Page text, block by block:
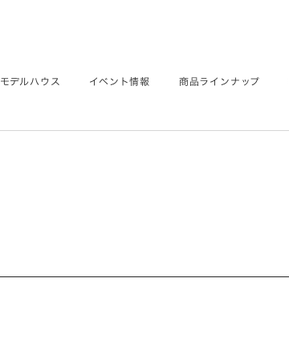
モデルハウス イベント情報 商品ラインナップ